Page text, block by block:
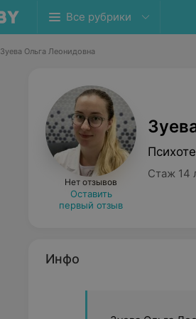
Все рубрики
Зуева Ольга Леонидовна
Нет отзывов
Оставить
первый отзыв
Стаж 14
Инфо